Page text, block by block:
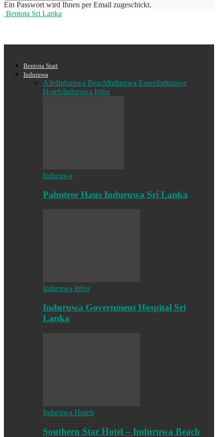
Ein Passwort wird Ihnen per Email zugeschickt.
Bentota Sri Lanka
Bentota Start
Induruwa
AlleInduruwa BeachInduruwa EssenInduruwa
HotelsInduruwa Infos
Induruwa
Palmtree Haus Induruwa Sri Lanka
Induruwa Infos
Induruwa Government Hospital Sri
Lanka
Induruwa Hotels
Southern Star Hotel – Induruwa Beach